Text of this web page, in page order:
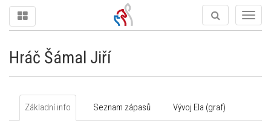
Hráč Šámal Jiří
Základní info Seznam zápasů Vývoj Ela (graf)